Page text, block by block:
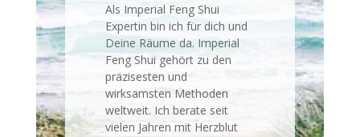
Als Imperial Feng Shui
Expertin bin ich für dich und
Deine Räume da. Imperial
Feng Shui gehört zu den
präzisesten und
wirksamsten Methoden
weltweit. Ich berate seit
vielen Jahren mit Herzblut